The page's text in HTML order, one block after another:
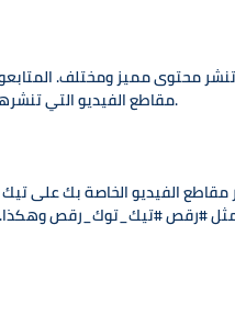
محتوى مميز ومختلف.
مقاطع الفيديو التي تنشرها. يمكنك استخدام المؤثرات الخاصة والموسيقى المميزة التي يتوفر عليها التطبيق لتجذب المشاهدين.
الفيديو الخاصة بك على
#رقص #تيك_توك_رقص